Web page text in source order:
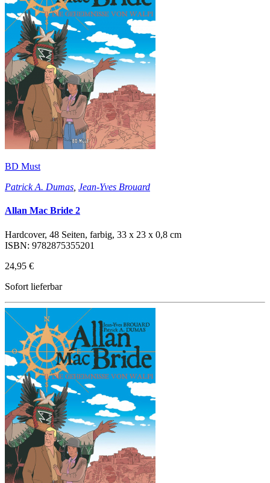
BD Must
Patrick A. Dumas Jean-Yves Brouard
Allan Mac Bride 2
Hardcover, 48 Seiten, farbig, 33 x 23 x 0,8 cm
ISBN: 9782875355201
24,95 €
Sofort lieferbar